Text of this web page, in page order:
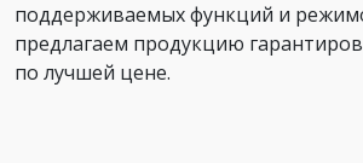
поддерживаемых функций и
предлагаем продукцию
по лучшей цене.